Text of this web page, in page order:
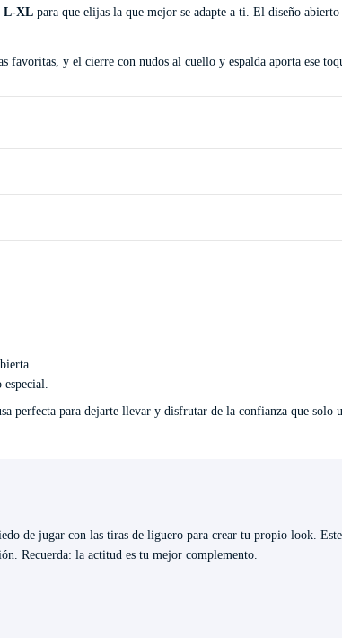
L-XL para que elijas la que mejor se adapte a ti. El diseño
favoritas, y el cierre con nudos al cuello y espalda aporta ese
perfecta para dejarte llevar y disfrutar de la confianza que solo
de jugar con las tiras de liguero para crear tu propio look.
Recuerda: la actitud es tu mejor complemento.